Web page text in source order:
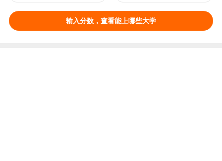
输入分数，查看能上哪些大学